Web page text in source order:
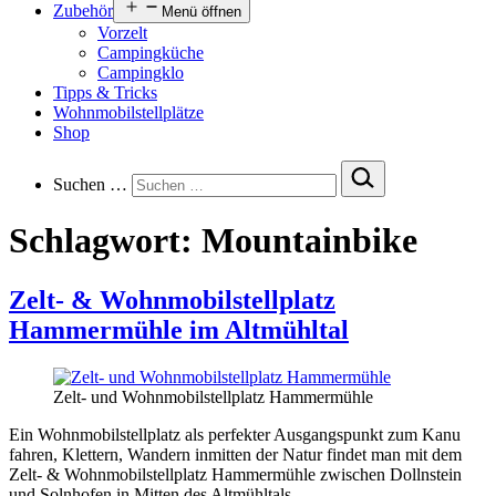
Zubehör Menü öffnen
Vorzelt
Campingküche
Campingklo
Tipps & Tricks
Wohnmobilstellplätze
Shop
Suchen …
Schlagwort: Mountainbike
Zelt- & Wohnmobilstellplatz
Hammermühle im Altmühltal
Zelt- und Wohnmobilstellplatz Hammermühle
Ein Wohnmobilstellplatz als perfekter Ausgangspunkt zum Kanu
fahren, Klettern, Wandern inmitten der Natur findet man mit dem
Zelt- & Wohnmobilstellplatz Hammermühle zwischen Dollnstein